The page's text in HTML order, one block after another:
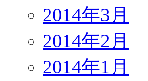
2014年3月
2014年2月
2014年1月